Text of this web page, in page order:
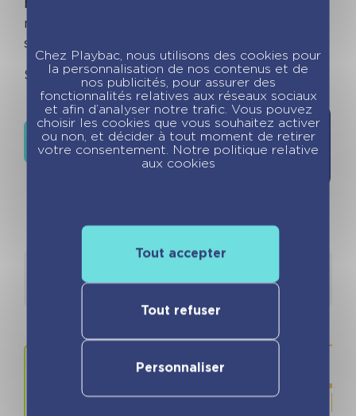
hausse de prix
marché !), colle super forte pour tenir les blocs,
support maxi solide et finitions soignées !
S'organiser n'a jamais été aussi simple !
Où trouver ce livre ?
Ajouter à
la liste de
Détails Auteurs
Chez Playbac, nous utilisons des cookies pour
la personnalisation de nos contenus et de
nos publicités, pour assurer des
fonctionnalités relatives aux réseaux sociaux
et afin d’analyser notre trafic. Vous pouvez
choisir les cookies que vous souhaitez activer
ou non, et décider à tout moment de retirer
votre consentement. Notre politique relative
aux cookies
Tout accepter
Tout refuser
Personnaliser